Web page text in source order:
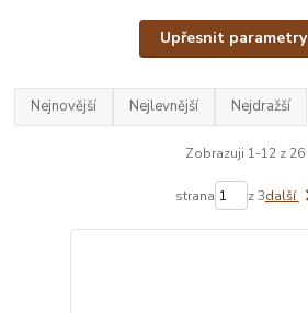
Upřesnit parametry
Nejnovější Nejlevnější Nejdražší
Zobrazuji 1-12 z 26
strana z 3další